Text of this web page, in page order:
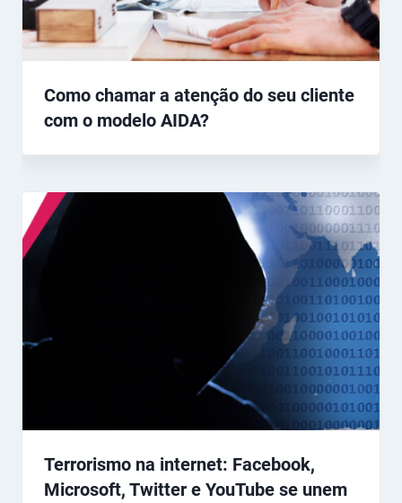
Como chamar a atenção do seu cliente
com o modelo AIDA?
Terrorismo na internet: Facebook,
Microsoft, Twitter e YouTube se unem